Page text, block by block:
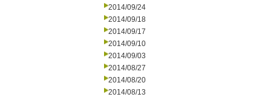
2014/09/24
2014/09/18
2014/09/17
2014/09/10
2014/09/03
2014/08/27
2014/08/20
2014/08/13